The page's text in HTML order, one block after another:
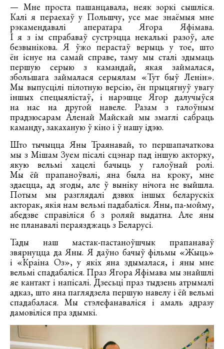
— Мне проста пашанцавала, неяк зоркі сышліся.
Калі я пераехаў у Польшчу, усе мае знаёмыя мне
рэкамендавалі аператара Ягора Яфімава.
І я з ім спрабаваў сустрэцца некалькі разоў, але
безвынікова. Я ўжо перастаў верыць у тое, што
ён існуе на самай справе, таму мы сталі здымаць
першую серыю з камандай, якая займалася,
збольшага займалася серыялам «Тут быў Ленін».
Мы выпусцілі пілотную версію, ён прыцягнуў увагу
іншых спецыялістаў, і нарэшце Ягор далучыўся
на нас на другой навеле. Разам з галоўным
прадзюсарам Аленай Майскай мы змаглі сабраць
каманду, закаханую ў кіно і ў нашу ідэю.
Што тычыцца Яны Траянавай, то першапачаткова
мы з Мішам Зуем пісалі сцэнар пад іншую акторку,
якую вельмі хацелі бачыць у галоўнай ролі.
Мы ёй прапаноўвалі, яна была на кроку, мне
здаецца, ад згоды, але ў выніку нічога не выйшла.
Потым мы разглядалі дзвюх іншых беларускіх
акторак, якія нам вельмі падабаліся. Яны, па-мойму,
абедзве справіліся б з роляй выдатна. Але яны
не планавалі пераязджаць з Беларусі.
Тады наш мастак-пастаноўшчык прапанаваў
звярнуцца да Яны. Я даўно бачыў фільмы «Жыць»
і «Краіна Оз», у якіх яна здымалася, і яны мне
вельмі спадабаліся. Праз Ягора Яфімава мы знайшлі
яе кантакт і напісалі. Дзесьці праз тыдзень атрымалі
адказ, што яна паглядзела першую навелу і ёй вельмі
спадабалася. Мы стэлефанаваліся і амаль адразу
дамовіліся пра здымкі.